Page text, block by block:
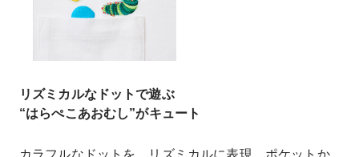
リズミカルなドットで遊ぶ
“はらぺこあおむし”がキュート